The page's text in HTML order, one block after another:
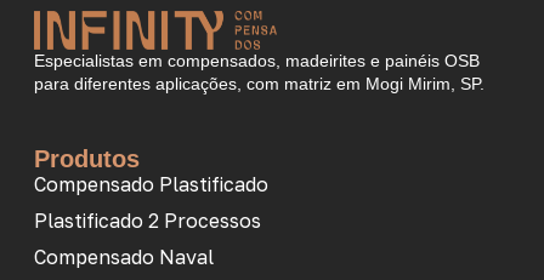
Especialistas em compensados, madeirites e painéis OSB
para diferentes aplicações, com matriz em Mogi Mirim, SP.
Produtos
Compensado Plastificado
Plastificado 2 Processos
Compensado Naval